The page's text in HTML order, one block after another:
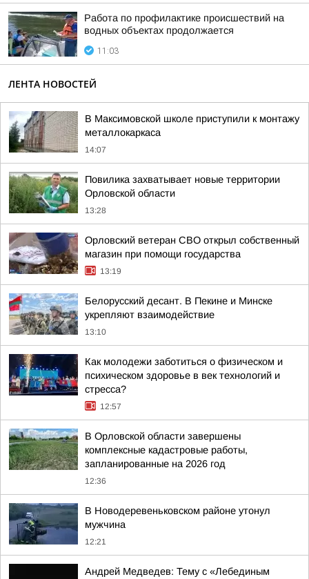
Работа по профилактике происшествий на
водных объектах продолжается
11:03
ЛЕНТА НОВОСТЕЙ
В Максимовской школе приступили к монтажу
металлокаркаса
14:07
Повилика захватывает новые территории
Орловской области
13:28
Орловский ветеран СВО открыл собственный
магазин при помощи государства
13:19
Белорусский десант. В Пекине и Минске
укрепляют взаимодействие
13:10
Как молодежи заботиться о физическом и
психическом здоровье в век технологий и
стресса?
12:57
В Орловской области завершены
комплексные кадастровые работы,
запланированные на 2026 год
12:36
В Новодеревеньковском районе утонул
мужчина
12:21
Андрей Медведев: Тему с «Лебединым